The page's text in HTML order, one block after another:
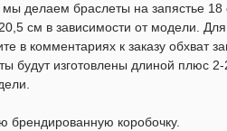
делаем браслеты на запястье
см в зависимости от модели.
в комментариях к заказу обхват
будут изготовлены длиной плюс 2-
брендированную коробочку.